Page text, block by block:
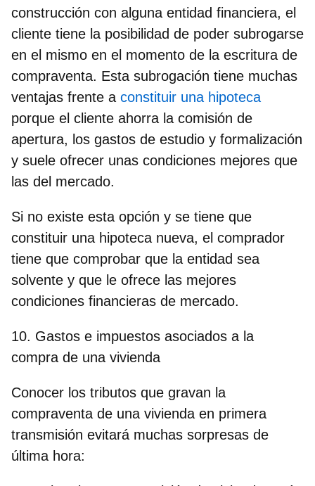
construcción con alguna entidad financiera, el
cliente tiene la posibilidad de poder subrogarse
en el mismo en el momento de la escritura de
compraventa. Esta subrogación tiene muchas
ventajas frente a constituir una hipoteca
porque el cliente ahorra la comisión de
apertura, los gastos de estudio y formalización
y suele ofrecer unas condiciones mejores que
las del mercado.
Si no existe esta opción y se tiene que
constituir una hipoteca nueva, el comprador
tiene que comprobar que la entidad sea
solvente y que le ofrece las mejores
condiciones financieras de mercado.
10. Gastos e impuestos asociados a la
compra de una vivienda
Conocer los tributos que gravan la
compraventa de una vivienda en primera
transmisión evitará muchas sorpresas de
última hora: